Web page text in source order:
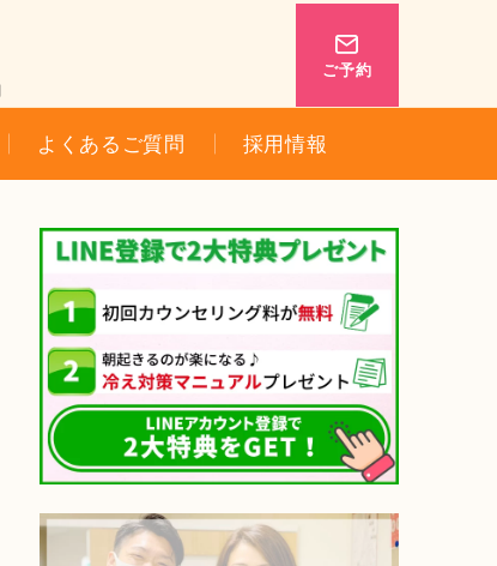
ご予約
よくあるご質問 採用情報